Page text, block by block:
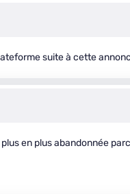
suite à cette
en plus abandonnée